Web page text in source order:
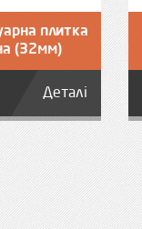
плитка
(32мм)
Деталі